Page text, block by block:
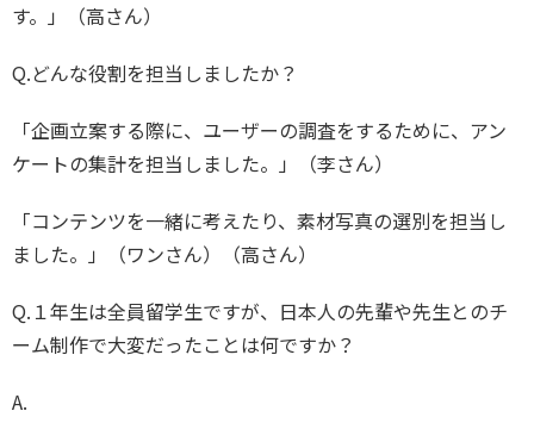
す。」（高さん）
Q.どんな役割を担当しましたか？
「企画立案する際に、ユーザーの調査をするために、アン
ケートの集計を担当しました。」（李さん）
「コンテンツを一緒に考えたり、素材写真の選別を担当し
ました。」（ワンさん）（高さん）
Q.１年生は全員留学生ですが、日本人の先輩や先生とのチ
ーム制作で大変だったことは何ですか？
A.